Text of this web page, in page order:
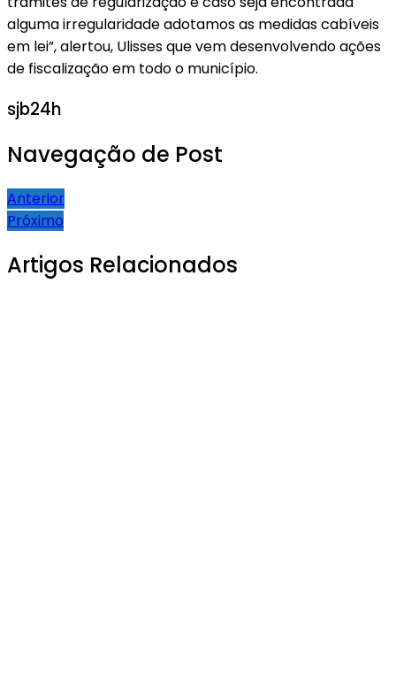
alguma irregularidade adotamos as medidas cabíveis
em lei”, alertou, Ulisses que vem desenvolvendo ações
de fiscalização em todo o município.
sjb24h
Navegação de Post
Anterior
Próximo
Artigos Relacionados